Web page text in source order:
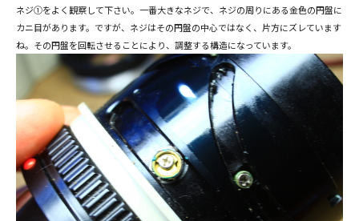
ネジ①をよく観察して下さい。一番大きなネジで、ネジの周りにある金色の円盤に
カニ目があります。ですが、ネジはその円盤の中心ではなく、片方にズレています
ね。その円盤を回転させることにより、調整する構造になっています。